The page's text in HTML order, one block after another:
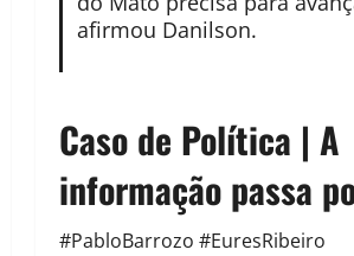
afirmou Danilson.
Caso de Política | A
informação passa
#PabloBarrozo #EuresRibeiro